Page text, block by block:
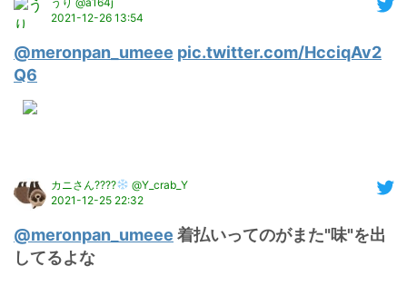
2021-12-26 13:54
@meronpan_umeee pic.twitter.com/HcciqAv2
Q6
カニさん????
@Y_crab_Y
2021-12-25 22:32
@meronpan_umeee 着払いってのがまた"味"を出
してるよな